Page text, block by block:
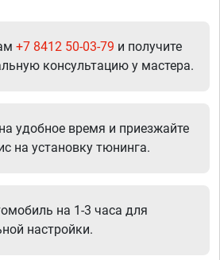
+7 8412 50-03-79 и получите
консультацию у мастера.
удобное время и приезжайте
на установку тюнинга.
на 1-3 часа для
настройки.